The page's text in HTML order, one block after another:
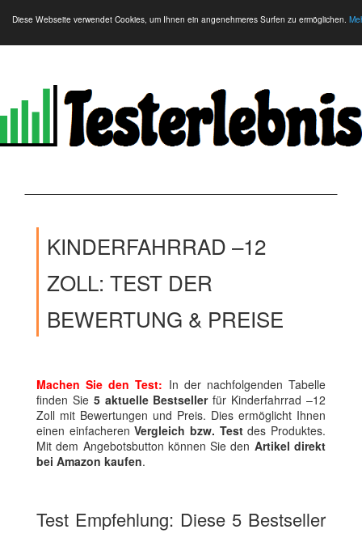
Diese Webseite verwendet Cookies, um Ihnen ein angenehmeres Surfen zu ermöglichen.
KINDERFAHRRAD –12
ZOLL: TEST DER
BEWERTUNG & PREISE
Machen Sie den Test: In der nachfolgenden Tabelle
finden Sie5 aktuelle Bestsellerfür Kinderfahrrad –12
Zoll mit Bewertungen und Preis. Dies ermöglicht Ihnen
einen einfacherenVergleich bzw. Testdes Produktes.
Mit dem Angebotsbutton können Sie den Artikel direkt
bei Amazon kaufen.
Test Empfehlung: Diese 5 Bestseller